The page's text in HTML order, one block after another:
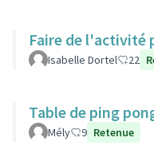
Faire de l'activité
Isabelle Dortel 22
Table de ping
Mély 9 Retenue